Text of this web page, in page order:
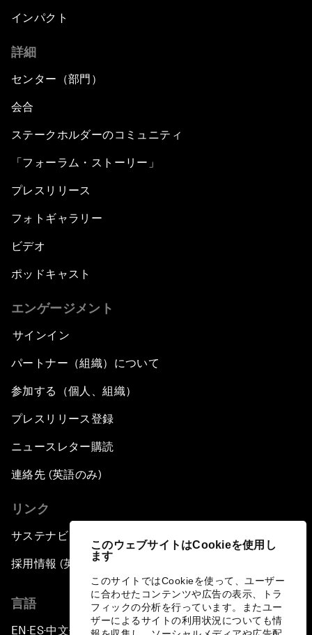
このウェブサイトはCookieを使用し
ます
このサイトではCookieを使って、ユーザー
に合わせたコンテンツや広告の表示、トラ
フィックの分析を行っています。またユー
ザーによるサイトの利用状況についても情
インパクト
詳細
センター（部門）
会合
ステークホルダーのコミュニティ
「フォーラム・ストーリー」
プレスリリース
フォトギャラリー
ビデオ
ポッドキャスト
エンゲージメント
サインイン
パートナー（組織）について
参加する（個人、組織）
プレスリリース登録
ニュースレター購読
連絡先 (英語のみ)
リンク
サステナビリティへの取り組み
採用情報 (英語のみ)
言語
EN ▪ES▪中文▪ 日本語